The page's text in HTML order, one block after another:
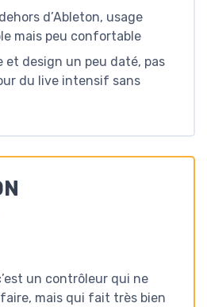
d’Ableton, usage
mais peu confortable
et design un peu daté, pas
du live intensif sans
un contrôleur qui ne
mais qui fait très bien